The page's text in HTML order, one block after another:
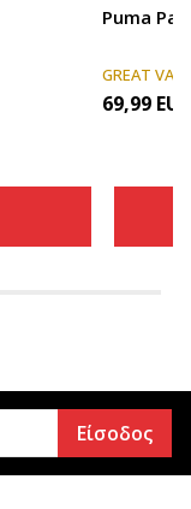
Puma
GREAT
69,99 EUR
Είσοδος